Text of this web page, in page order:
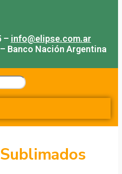
– info@elipse.com.ar
Banco Nación Argentina